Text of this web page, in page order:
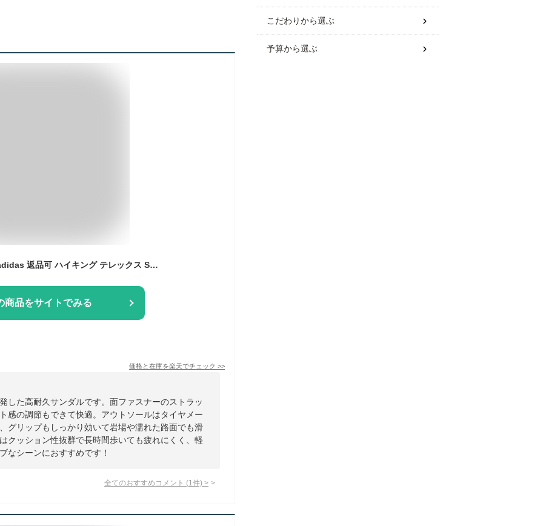
【公式】アディダス adidas 返品可 ハイキング テレックス Sumra サンダル / Terrex Sumra Sandals アディダス テレックス メンズ シューズ・靴 サンダル＆ビーチサンダル 黒 ブラック JR1155
商品をサイトでみる
価格と在庫を楽天でチェック >>
した高耐久サンダルです。面ファスナーのストラッ
感の調節もできて快適。アウトソールはタイヤメー
グリップもしっかり効いて岩場や濡れた路面でも滑
クッション性抜群で長時間歩いても疲れにくく、軽
なシーンにおすすめです！
全てのおすすめコメント (1 件) >
こだわりから選ぶ
予算から選ぶ